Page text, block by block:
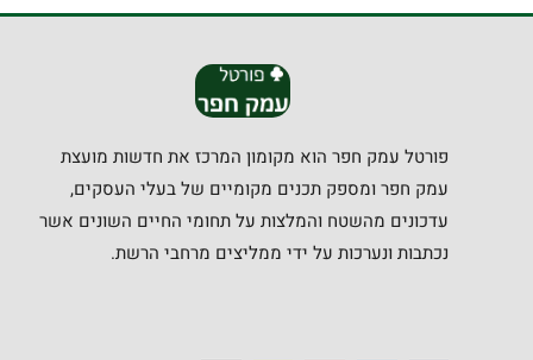
פורטל עמק חפר הוא מקומון המרכז את חדשות מועצת
עמק חפר ומספק תכנים מקומיים של בעלי העסקים,
עדכונים מהשטח והמלצות על תחומי החיים השונים אשר
נכתבות ונערכות על ידי ממליצים מרחבי הרשת.